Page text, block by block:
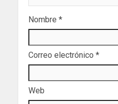
Nombre *
Correo electrónico *
Web